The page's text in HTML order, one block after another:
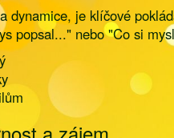
dynamice, je klíčové
popsal..." nebo "Co si